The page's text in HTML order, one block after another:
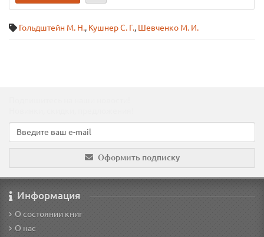
Гольдштейн М. Н., Кушнер С. Г., Шевченко М. И.
Оформить подписку
Информация
О состоянии книг
О нас